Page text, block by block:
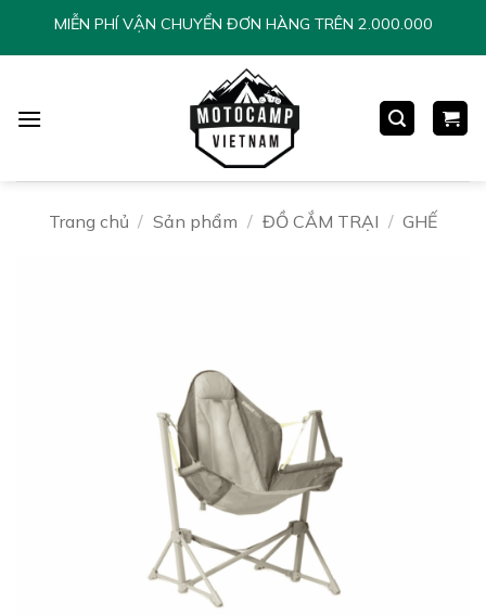
ChuyểnMIỄN PHÍ VẬN CHUYỂN ĐƠN HÀNG TRÊN 2.000.000
Trang chủ / Sản phẩm / ĐỒ CẮM TRẠI / GHẾ